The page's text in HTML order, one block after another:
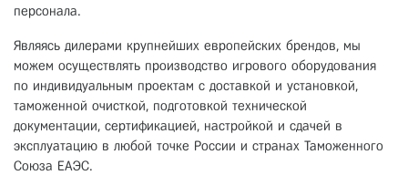
персонала.
Являясь дилерами крупнейших европейских брендов, мы
можем осуществлять производство игрового оборудования
по индивидуальным проектам с доставкой и установкой,
таможенной очисткой, подготовкой технической
документации, сертификацией, настройкой и сдачей в
эксплуатацию в любой точке России и странах Таможенного
Союза ЕАЭС.